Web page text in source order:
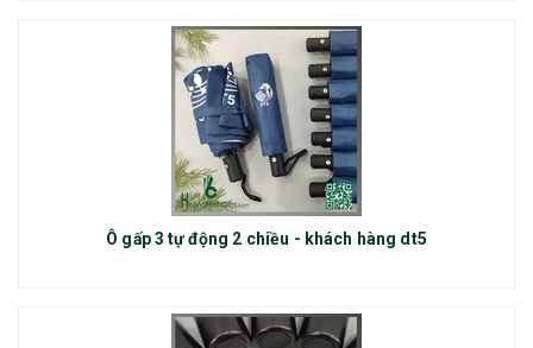
Ô gấp 3 tự động 2 chiều - khách hàng dt5